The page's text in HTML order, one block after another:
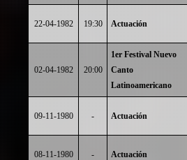
22-04-1982 19:30 Actuación
02-04-1982 20:00
1er Festival Nuevo
Canto
Latinoamericano
09-11-1980 - Actuación
08-11-1980 - Actuación